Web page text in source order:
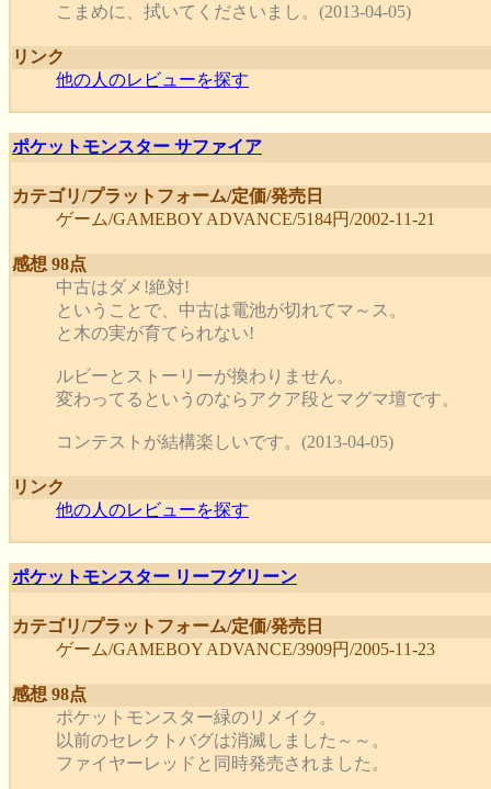
こまめに、拭いてくださいまし。(2013-04-05)
リンク
他の人のレビューを探す
ポケットモンスター サファイア
カテゴリ/プラットフォーム/定価/発売日
ゲーム/GAMEBOY ADVANCE/5184円/2002-11-21
感想 98点
中古はダメ!絶対!
ということで、中古は電池が切れてマ～ス。
と木の実が育てられない!
ルビーとストーリーが換わりません。
変わってるというのならアクア段とマグマ壇です。
コンテストが結構楽しいです。(2013-04-05)
リンク
他の人のレビューを探す
ポケットモンスター リーフグリーン
カテゴリ/プラットフォーム/定価/発売日
ゲーム/GAMEBOY ADVANCE/3909円/2005-11-23
感想 98点
ポケットモンスター緑のリメイク。
以前のセレクトバグは消滅しました～～。
ファイヤーレッドと同時発売されました。